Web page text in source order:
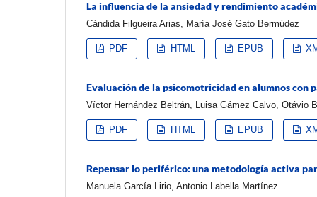
La influencia de la ansiedad y rendimiento
Cándida Filgueira Arias, María José Gato Bermúdez
PDF HTML EPUB
Evaluación de la psicomotricidad en alumnos
Víctor Hernández Beltrán, Luisa Gámez Calvo, Otávio
PDF HTML EPUB
Repensar lo periférico: una metodología activa
Manuela García Lirio, Antonio Labella Martínez